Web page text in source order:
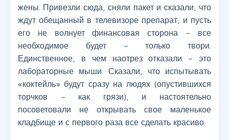
жены. Привезли сюда, сняли пакет и сказали, что
ждут обещанный в телевизоре препарат, и пусть
его не волнует финансовая сторона – все
необходимое будет – только твори.
Единственное, в чем наотрез отказали – это
лабораторные мыши. Сказали, что испытывать
«коктейль» будут сразу на людях (опустившихся
торчков – как грязи), и настоятельно
посоветовали не открывать свое маленькое
кладбище и с первого раза все сделать красиво.